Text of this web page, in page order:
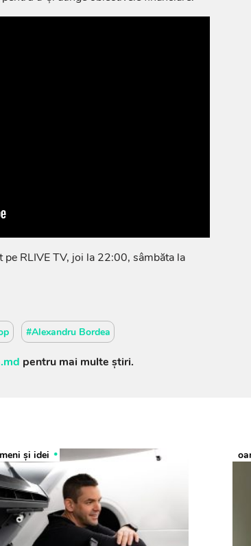
RLIVE TV, joi la 22:00, sâmbăta la
#Alexandru Bordea
pentru mai multe știri.
şi idei